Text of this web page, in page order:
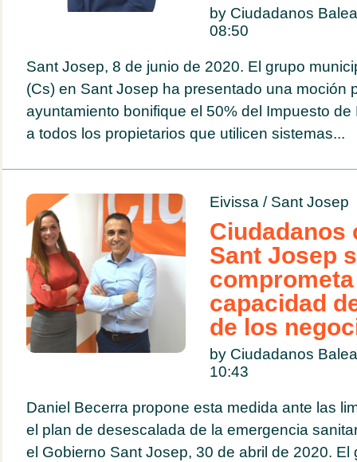
by Ciudadanos
08:50
Sant Josep, 8 de junio de 2020. El grupo
(Cs) en Sant Josep ha presentado una moción
ayuntamiento bonifique el 50% del Impuesto
a todos los propietarios que utilicen sistemas...
Eivissa / Sant Josep
Ciudadanos
Sant Josep
capacidad
de los
by Ciudadanos
10:43
Daniel Becerra propone esta medida ante las
el plan de desescalada de la emergencia
el Gobierno Sant Josep, 30 de abril de 2020. El